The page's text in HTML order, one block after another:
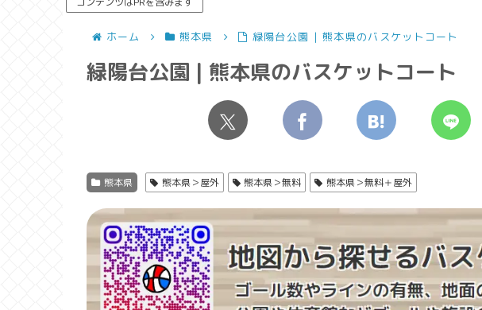
ホーム 熊本県 緑陽台公園 | 熊本県のバスケットコート
緑陽台公園 | 熊本県のバスケットコート
熊本県 熊本県＞屋外 熊本県＞無料 熊本県＞無料＋屋外